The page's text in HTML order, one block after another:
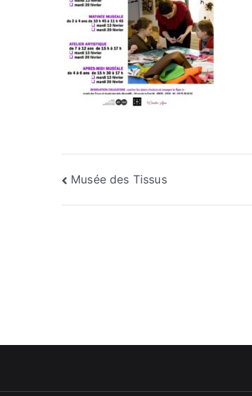
Navigation
de
Musée des Tissus